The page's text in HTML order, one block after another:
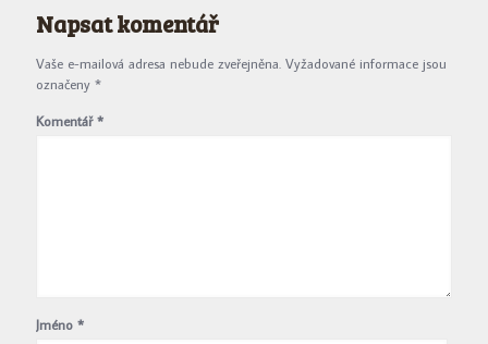
Napsat komentář
Vaše e-mailová adresa nebude zveřejněna. Vyžadované informace jsou
označeny *
Komentář*
Jméno *